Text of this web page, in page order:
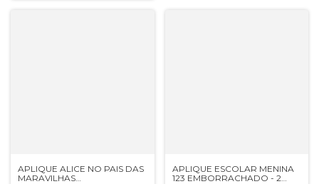
APLIQUE ALICE NO PAIS DAS
MARAVILHAS
APLIQUE ESCOLAR MENINA
123 EMBORRACHADO - 2